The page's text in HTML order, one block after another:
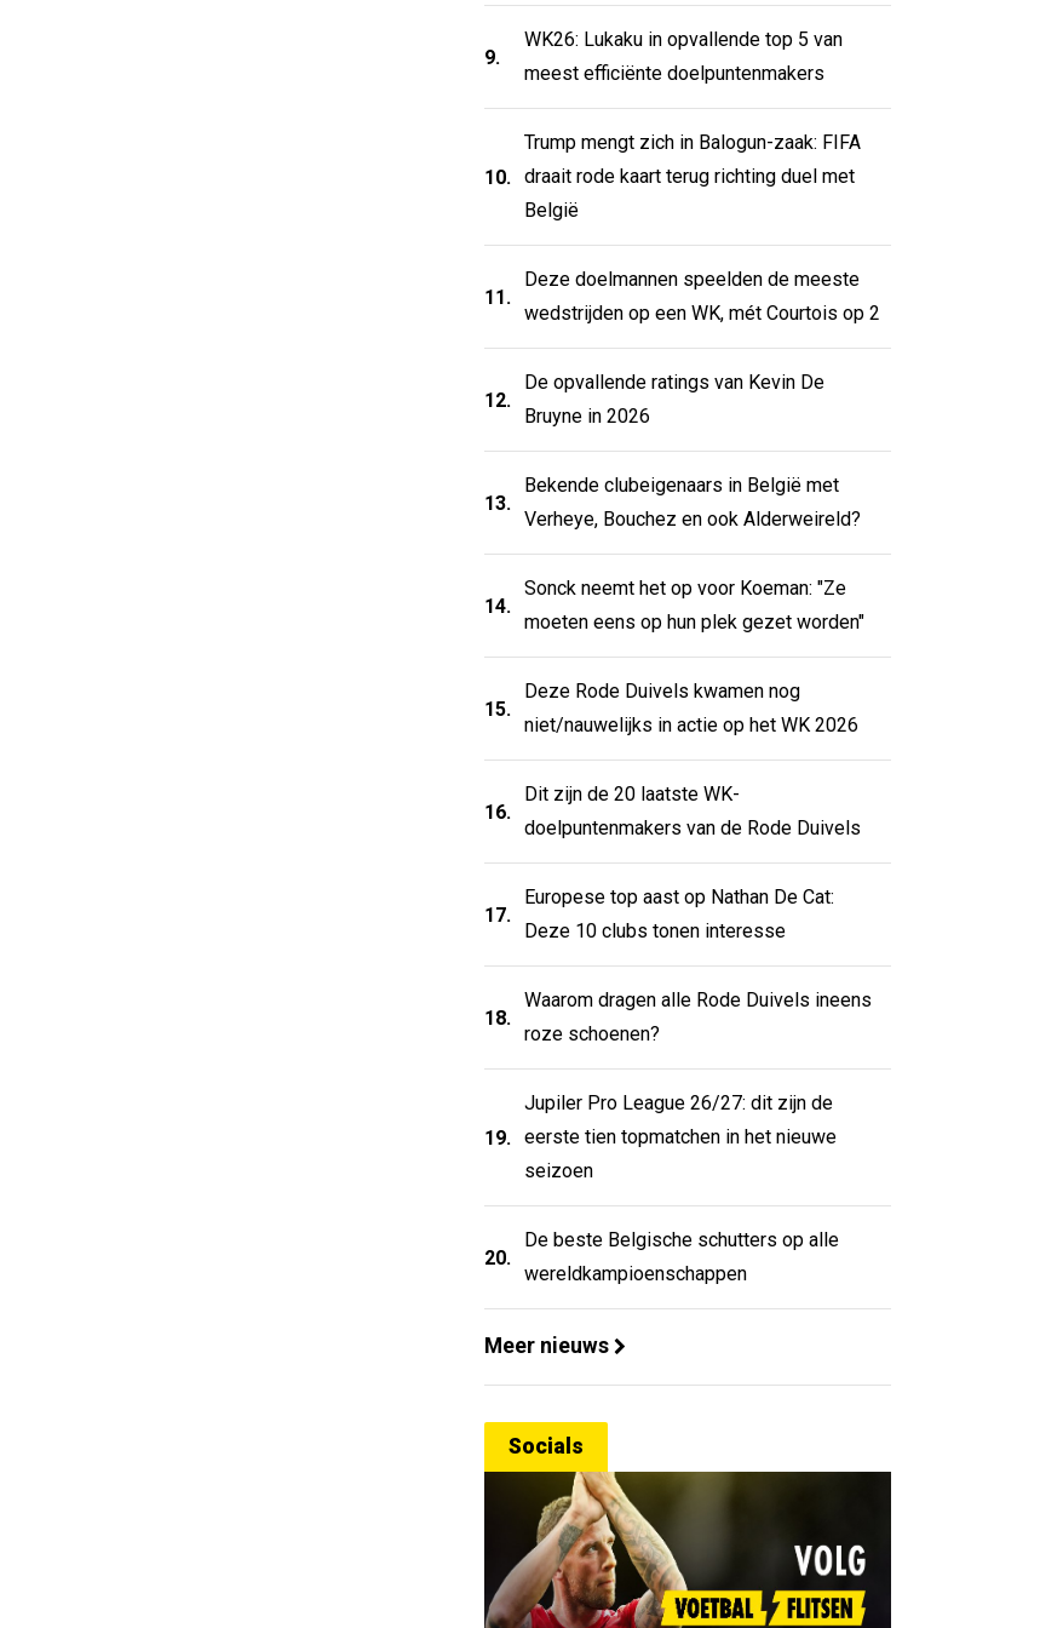
9.
WK26: Lukaku in opvallende top 5 van
meest efficiënte doelpuntenmakers
10.
Trump mengt zich in Balogun-zaak: FIFA
draait rode kaart terug richting duel met
België
11.
Deze doelmannen speelden de meeste
wedstrijden op een WK, mét Courtois op 2
12.
De opvallende ratings van Kevin De
Bruyne in 2026
13.
Bekende clubeigenaars in België met
Verheye, Bouchez en ook Alderweireld?
14.
Sonck neemt het op voor Koeman: "Ze
moeten eens op hun plek gezet worden"
15.
Deze Rode Duivels kwamen nog
niet/nauwelijks in actie op het WK 2026
16.
Dit zijn de 20 laatste WK-
doelpuntenmakers van de Rode Duivels
17.
Europese top aast op Nathan De Cat:
Deze 10 clubs tonen interesse
18.
Waarom dragen alle Rode Duivels ineens
roze schoenen?
19.
Jupiler Pro League 26/27: dit zijn de
eerste tien topmatchen in het nieuwe
seizoen
20.
De beste Belgische schutters op alle
wereldkampioenschappen
Meer nieuws
Socials